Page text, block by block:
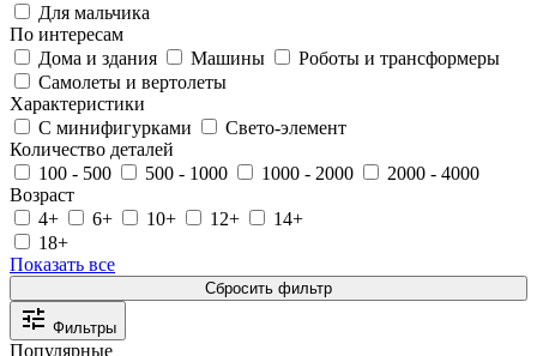
Для мальчика
По интересам
Дома и здания
Машины
Роботы и трансформеры
Самолеты и вертолеты
Характеристики
С минифигурками
Свето-элемент
Количество деталей
100 - 500
500 - 1000 1000 - 2000
2000 - 4000
Возраст
4+
6+ 10+ 12+
14+
18+
Показать все
Фильтры
Популярные